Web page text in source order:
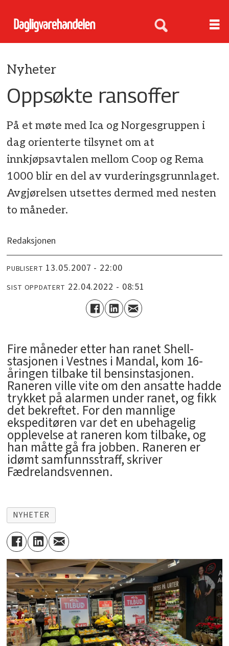
Nyheter
Oppsøkte ransoffer
På et møte med Ica og Norgesgruppen i
dag orienterte tilsynet om at
innkjøpsavtalen mellom Coop og Rema
1000 blir en del av vurderingsgrunnlaget.
Avgjørelsen utsettes dermed med nesten
to måneder.
Redaksjonen
PUBLISERT 13.05.2007 - 22:00
SIST OPPDATERT 22.04.2022 - 08:51
Fire måneder etter han ranet Shell-
stasjonen i Vestnes i Mandal, kom 16-
åringen tilbake til bensinstasjonen.
Raneren ville vite om den ansatte hadde
trykket på alarmen under ranet, og fikk
det bekreftet. For den mannlige
ekspeditøren var det en ubehagelig
opplevelse at raneren kom tilbake, og
han måtte gå fra jobben. Raneren er
idømt samfunnsstraff, skriver
Fædrelandsvennen.
NYHETER